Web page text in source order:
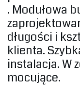
. Modułowa
długości i
klienta.
instalacja. W
mocujące.